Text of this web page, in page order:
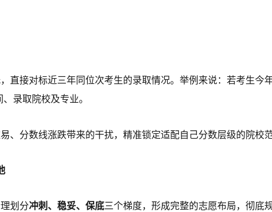
直接对标近三年同位次考生的录取情况。举例来说：若考生今
录取院校及专业。
、分数线涨跌带来的干扰，精准锁定适配自己分数层级的院校
划分冲刺、稳妥、保底三个梯度，形成完整的志愿布局，彻底